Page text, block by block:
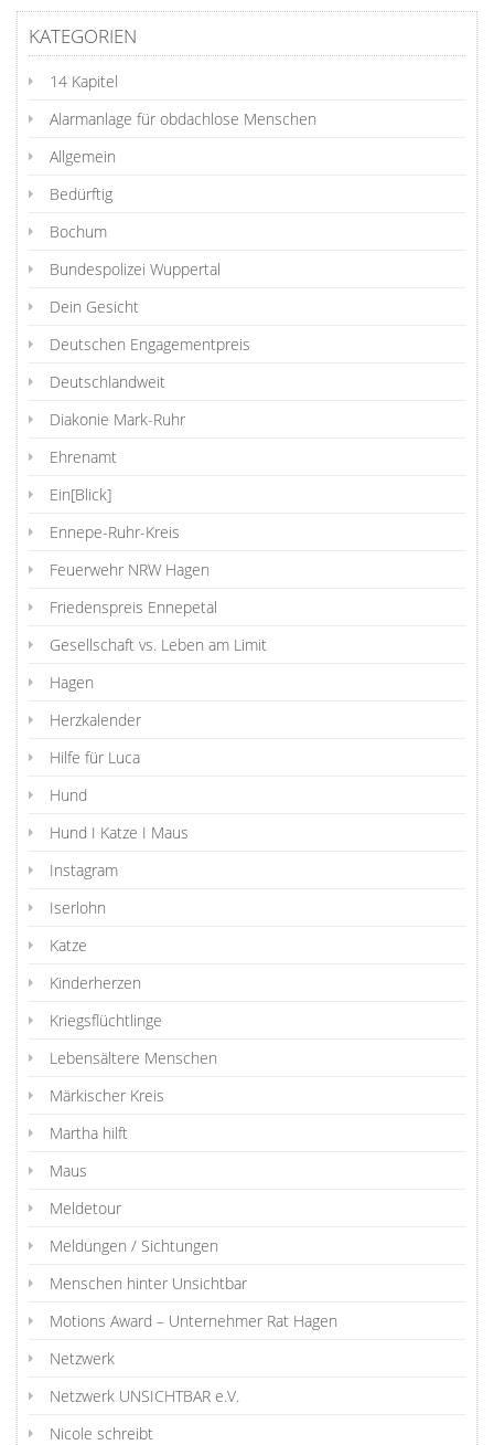
KATEGORIEN
14 Kapitel
Alarmanlage für obdachlose Menschen
Allgemein
Bedürftig
Bochum
Bundespolizei Wuppertal
Dein Gesicht
Deutschen Engagementpreis
Deutschlandweit
Diakonie Mark-Ruhr
Ehrenamt
Ein[Blick]
Ennepe-Ruhr-Kreis
Feuerwehr NRW Hagen
Friedenspreis Ennepetal
Gesellschaft vs. Leben am Limit
Hagen
Herzkalender
Hilfe für Luca
Hund
Hund I Katze I Maus
Instagram
Iserlohn
Katze
Kinderherzen
Kriegsflüchtlinge
Lebensältere Menschen
Märkischer Kreis
Martha hilft
Maus
Meldetour
Meldungen / Sichtungen
Menschen hinter Unsichtbar
Motions Award – Unternehmer Rat Hagen
Netzwerk
Netzwerk UNSICHTBAR e.V.
Nicole schreibt